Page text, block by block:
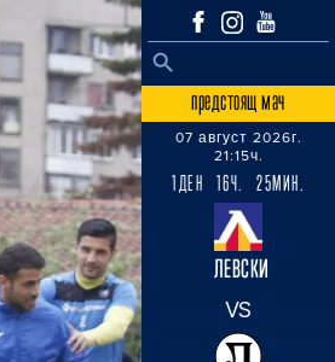
Search
SEARCH BUTTON
предстоящ мач
07 август 2026г.
21:15ч.
1ДЕН 16Ч. 25МИН.
ЛЕВСКИ
VS